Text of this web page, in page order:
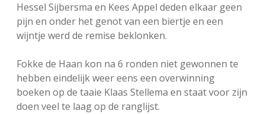
Hessel Sijbersma en Kees Appel deden elkaar geen
pijn en onder het genot van een biertje en een
wijntje werd de remise beklonken.
Fokke de Haan kon na 6 ronden niet gewonnen te
hebben eindelijk weer eens een overwinning
boeken op de taaie Klaas Stellema en staat voor zijn
doen veel te laag op de ranglijst.